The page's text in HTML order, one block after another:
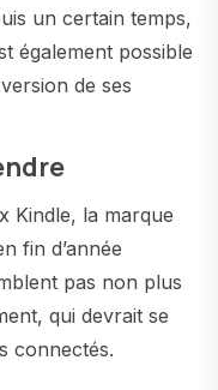
un certain temps,
également possible
de ses
Kindle, la marque
fin d’année
pas non plus
qui devrait se
connectés.